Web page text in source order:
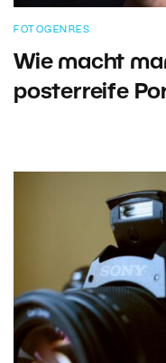
FOTOGENRES
Wie macht
posterreife